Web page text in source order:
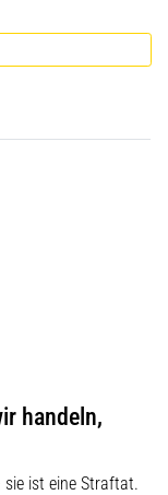
handeln,
ist eine Straftat.